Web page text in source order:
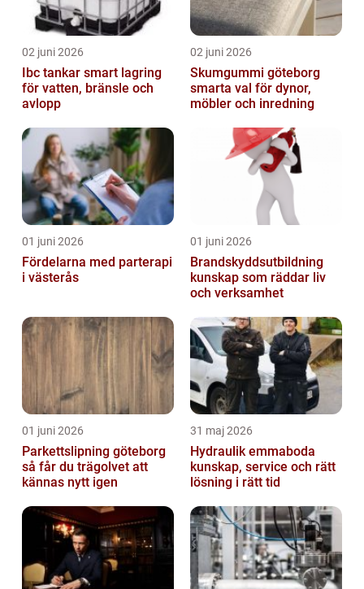
02 juni 2026
Ibc tankar smart lagring
för vatten, bränsle och
avlopp
02 juni 2026
Skumgummi göteborg
smarta val för dynor,
möbler och inredning
01 juni 2026
Fördelarna med parterapi
i västerås
01 juni 2026
Brandskyddsutbildning
kunskap som räddar liv
och verksamhet
01 juni 2026
Parkettslipning göteborg
så får du trägolvet att
kännas nytt igen
31 maj 2026
Hydraulik emmaboda
kunskap, service och rätt
lösning i rätt tid